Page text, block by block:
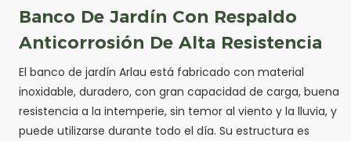
Banco De Jardín Con Respaldo
Anticorrosión De Alta Resistencia
El banco de jardín Arlau está fabricado con material
inoxidable, duradero, con gran capacidad de carga, buena
resistencia a la intemperie, sin temor al viento y la lluvia, y
puede utilizarse durante todo el día. Su estructura es